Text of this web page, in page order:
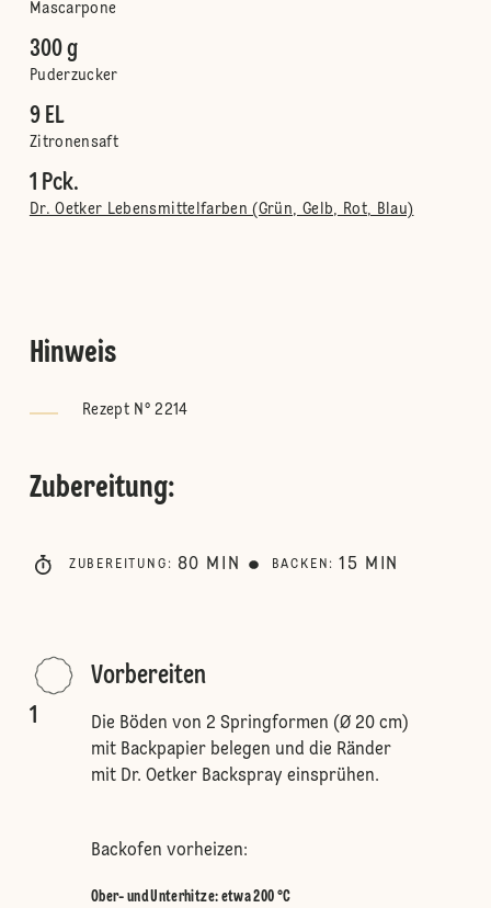
Mascarpone
300 g
Puderzucker
9 EL
Zitronensaft
1 Pck.
Dr. Oetker Lebensmittelfarben (Grün, Gelb, Rot, Blau)
Hinweis
Rezept N° 2214
Zubereitung:
ZUBEREITUNG : 80 MIN BACKEN : 15 MIN
1
Vorbereiten
Die Böden von 2 Springformen (Ø 20 cm)
mit Backpapier belegen und die Ränder
mit Dr. Oetker Backspray einsprühen.
Backofen vorheizen:
Ober- und Unterhitze: etwa 200 °C